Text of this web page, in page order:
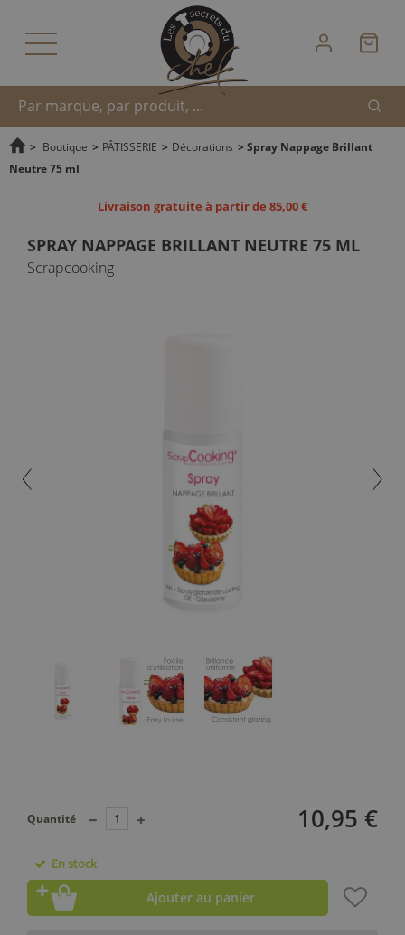
Recherche
> Boutique > PÂTISSERIE > Décorations > Spray Nappage Brillant
Neutre 75 ml
Livraison gratuite à partir de 85,00 €
SPRAY NAPPAGE BRILLANT NEUTRE 75 ML
Scrapcooking
10,95 €
Quantité
En stock
Ajouter au panier